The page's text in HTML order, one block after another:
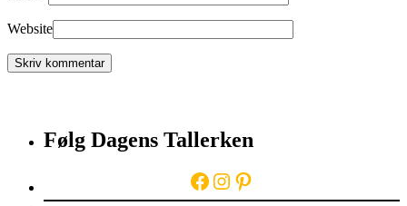
Website
Følg Dagens Tallerken
Facebook
Instagram
Pinterest